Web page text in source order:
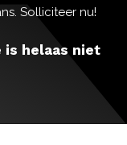
Solliciteer nu!
is helaas niet